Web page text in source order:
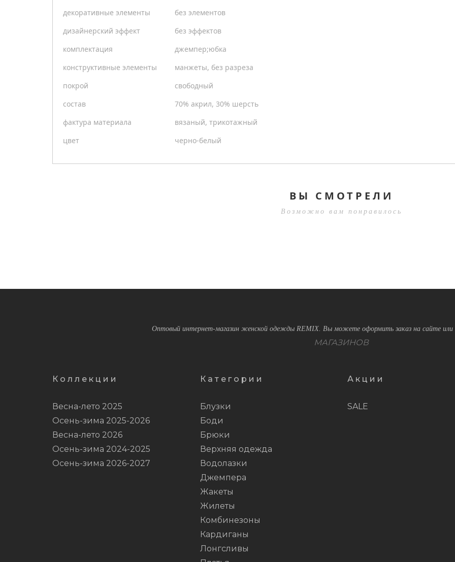
декоративные элементы
без элементов
дизайнерский эффект
без эффектов
комплектация
джемпер;юбка
конструктивные элементы
манжеты, без разреза
покрой
свободный
состав
70% акрил, 30% шерсть
фактура материала
вязаный, трикотажный
цвет
черно-белый
ВЫ СМОТРЕЛИ
Возможно вам понравилось
Оптовый интернет-магазин женской одежды REMIX. Вы можете оформить заказ на сайте или
МАГАЗИНОВ
Коллекции
Весна-лето 2025
Осень-зима 2025-2026
Весна-лето 2026
Осень-зима 2024-2025
Осень-зима 2026-2027
Категории
Блузки
Боди
Брюки
Верхняя одежда
Водолазки
Джемпера
Жакеты
Жилеты
Комбинезоны
Кардиганы
Лонгсливы
Акции
SALE